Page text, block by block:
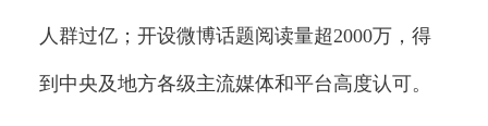
人群过亿；开设微博话题阅读量超2000万，得
到中央及地方各级主流媒体和平台高度认可。